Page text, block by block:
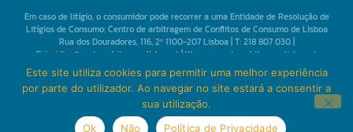
Em caso de litígio, o consumidor pode recorrer a uma Entidade de Resolução de
Litígios de Consumo: Centro de arbitragem de Conflitos de Consumo de Lisboa
Rua dos Douradores, 116, 2º 1100-207 Lisboa | T: 218 807 030 |
E. juridico@centroarbitragemlisboa.pt | W: www.centroarbitragemlisboa.pt
Mais informações em Portal do Consumidor www.consumidor.pt
Este site utiliza cookies para permitir uma melhor experiência
por parte do utilizador. Ao navegar no site estará a consentir a
sua utilização.
Ok
Não Política de Privacidade